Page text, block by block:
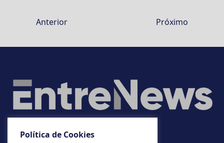
Anterior Próximo
Política de Cookies